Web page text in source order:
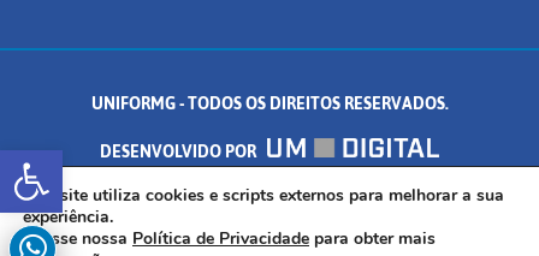
Abrir a barra de ferramentas
UNIFORMG - TODOS OS DIREITOS RESERVADOS.
DESENVOLVIDO POR
AV. DR. ARNALDO DE SENNA, 328 - PALMEIRAS, FORMIGA/MG - CEP:
35.574.530
Este site utiliza cookies e scripts externos para melhorar a sua
experiência.
Acesse nossa Política de Privacidade para obter mais